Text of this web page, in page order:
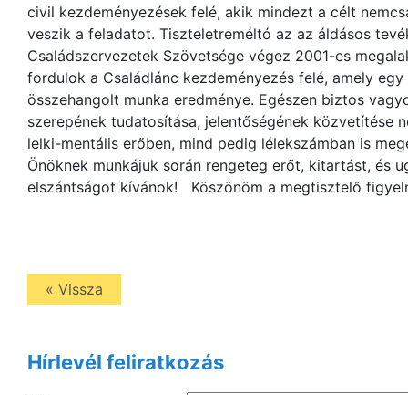
civil kezdeményezések felé, akik mindezt a célt
veszik a feladatot. Tiszteletreméltó az az áldásos
Családszervezetek Szövetsége végez 2001-es
fordulok a Családlánc kezdeményezés felé, amely
összehangolt munka eredménye. Egészen biztos
szerepének tudatosítása, jelentőségének közvetítése
lelki-mentális erőben, mind pedig lélekszámban is
Önöknek munkájuk során rengeteg erőt, kitartást, és
elszántságot kívánok! Köszönöm a megtisztelő
« Vissza
Hírlevél feliratkozás